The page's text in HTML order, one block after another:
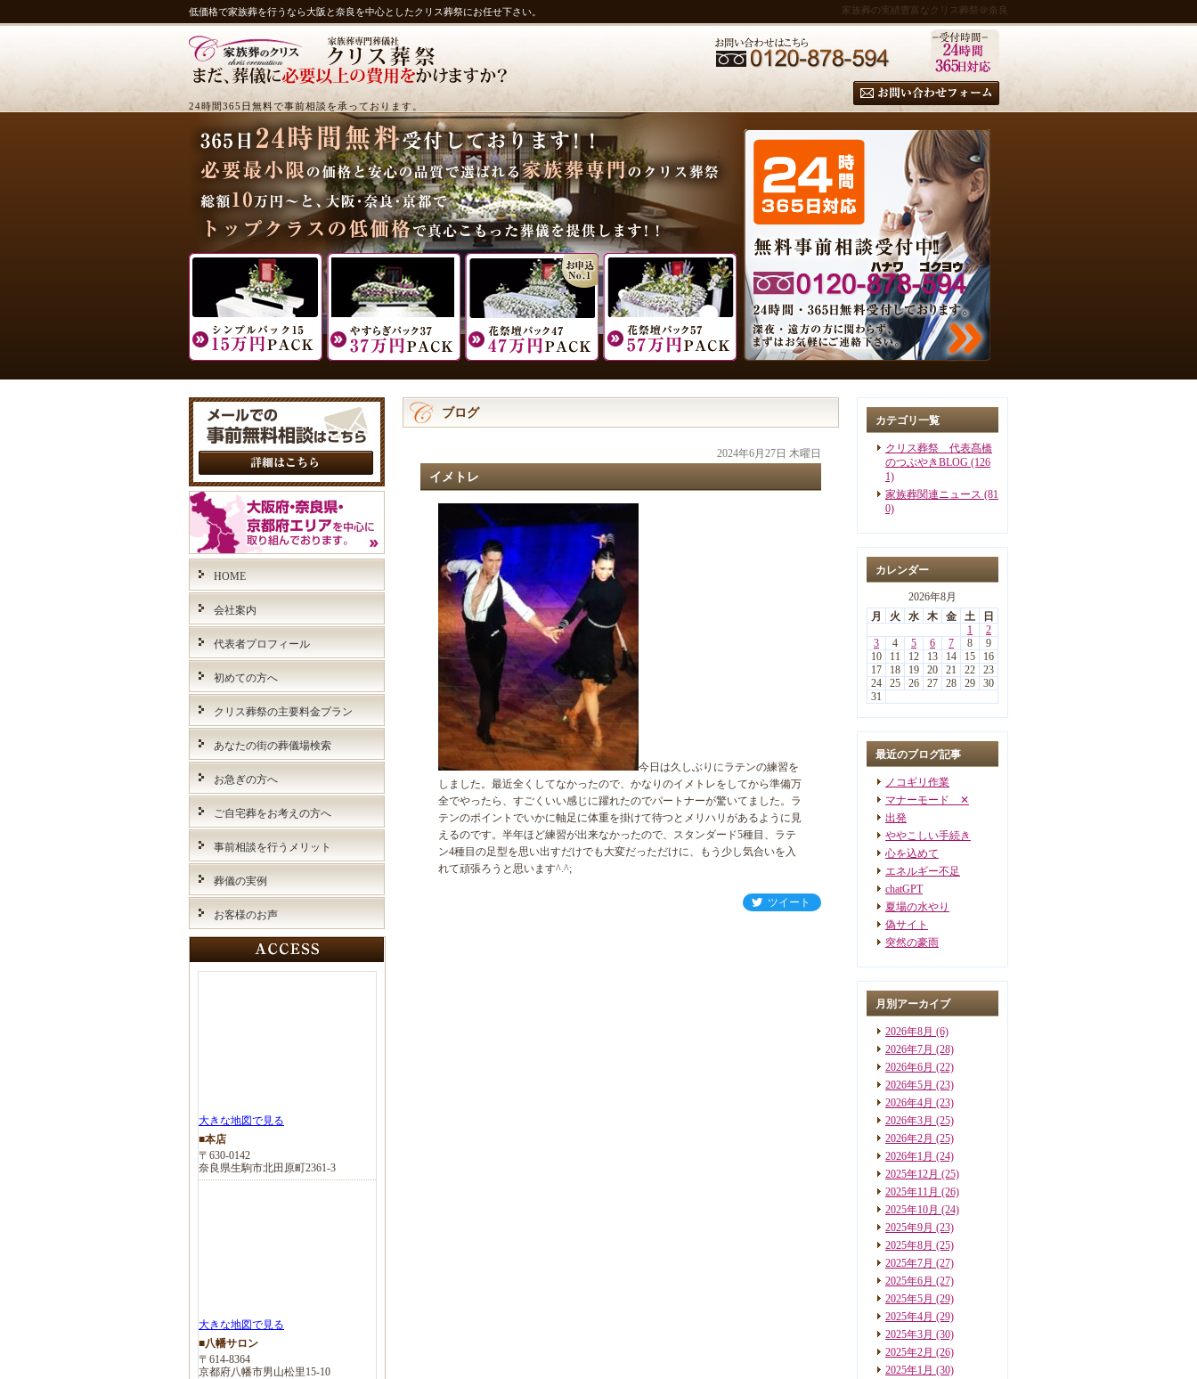
低価格で家族葬を行うなら大阪と奈良を中心としたクリス葬祭にお任せ下さい。 家族葬の実績豊富なクリス葬祭＠奈良
24時間365日無料で事前相談を承っております。
ブログ
2024年6月27日 木曜日
イメトレ
今日は久しぶりにラテンの練習を
しました。最近全くしてなかったので、かなりのイメトレをしてから準備万
全でやったら、すごくいい感じに躍れたのでパートナーが驚いてました。ラ
テンのポイントでいかに軸足に体重を掛けて待つとメリハリがあるように見
えるのです。半年ほど練習が出来なかったので、スタンダード5種目、ラテ
ン4種目の足型を思い出すだけでも大変だっただけに、もう少し気合いを入
れて頑張ろうと思います^.^;
ツイート
カテゴリ一覧
クリス葬祭 代表髙橋
のつぶやきBLOG (126
1)
家族葬関連ニュース (81
0)
カレンダー
2026年8月
月
火 水 木 金 土
日
1
2
3
4 5 6 7 8
9
10
11 12 13 14 15
16
17
18 19 20 21 22
23
24
25 26 27 28 29
30
31
最近のブログ記事
ノコギリ作業
マナーモード ✕
出発
ややこしい手続き
心を込めて
エネルギー不足
chatGPT
夏場の水やり
偽サイト
突然の豪雨
月別アーカイブ
2026年8月 (6)
2026年7月 (28)
2026年6月 (22)
2026年5月 (23)
2026年4月 (23)
2026年3月 (25)
2026年2月 (25)
2026年1月 (24)
2025年12月 (25)
2025年11月 (26)
2025年10月 (24)
2025年9月 (23)
2025年8月 (25)
2025年7月 (27)
2025年6月 (27)
2025年5月 (29)
2025年4月 (29)
2025年3月 (30)
2025年2月 (26)
2025年1月 (30)
HOME
会社案内
代表者プロフィール
初めての方へ
クリス葬祭の主要料金プラン
あなたの街の葬儀場検索
お急ぎの方へ
ご自宅葬をお考えの方へ
事前相談を行うメリット
葬儀の実例
お客様のお声
大きな地図で見る
■本店
〒630-0142
奈良県生駒市北田原町2361-3
大きな地図で見る
■八幡サロン
〒614-8364
京都府八幡市男山松里15-10